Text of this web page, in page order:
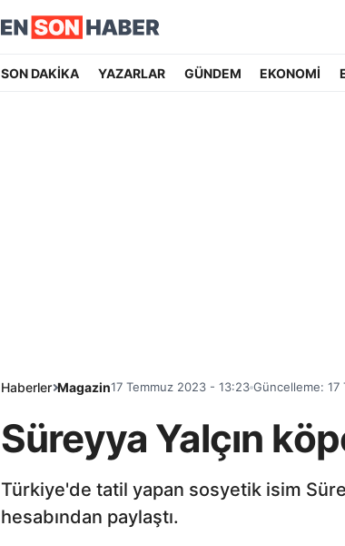
SON DAKİKA YAZARLAR GÜNDEM EKONOMİ
Haberler Magazin17 Temmuz 2023 - 13:23 Güncelleme:
Süreyya Yalçın
Türkiye'de tatil yapan sosyetik isim
hesabından paylaştı.